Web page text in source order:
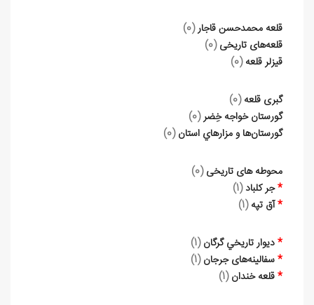
قلعه محمدحسن قاجار(0)
قلعه‌های تاریخی (0)
قيزلر قلعه (0)
گبری قلعه (0)
گورستان خواجه خِضر(0)
گورستان‌ها و مزارهاي استان (0)
محوطه های تاریخی (0)
*جر کلباد (1)
*آق تپه (1)
*ديوار تاريخي گرگان (1)
*سفالینه‌های جرجان (1)
*قلعه خندان (1)